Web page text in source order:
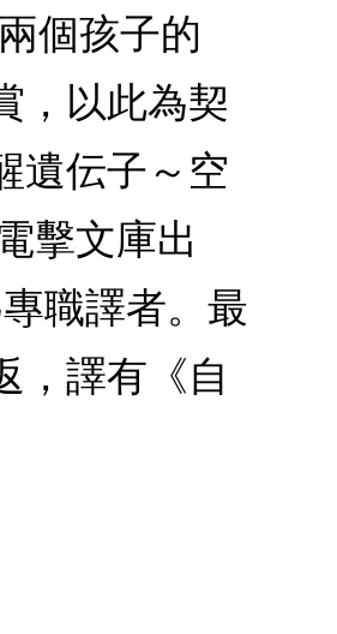
個孩子的
，以此為契
遺伝子～空
擊文庫出
職譯者。最
，譯有《自